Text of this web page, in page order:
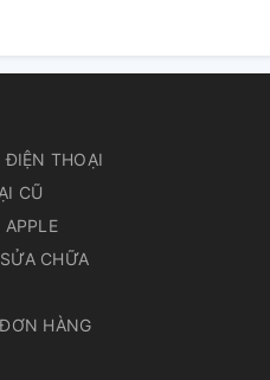
ĐIỆN THOẠI
CŨ
CHỮA
HÀNG